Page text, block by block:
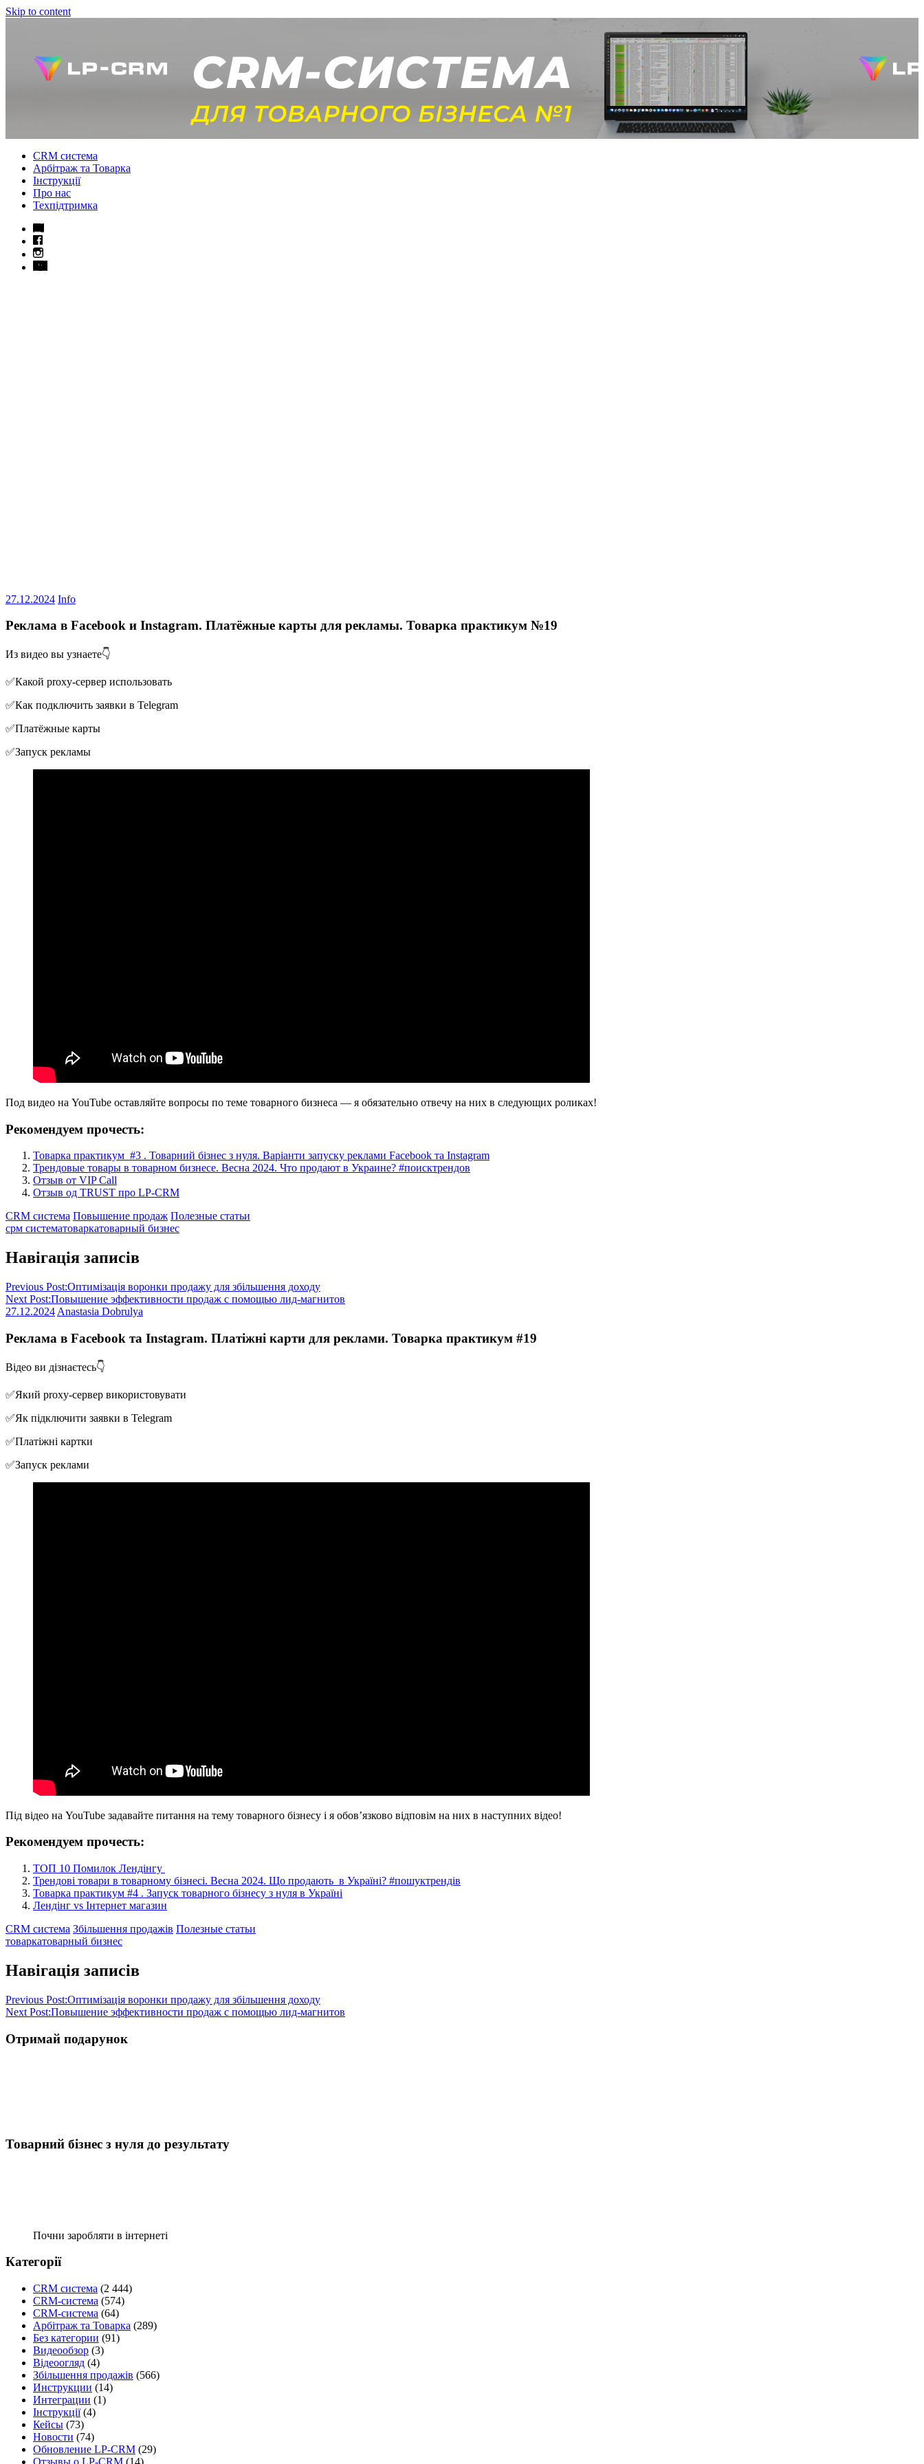
Skip to content
CRM система
Арбітраж та Товарка
Інструкції
Про нас
Техпідтримка
27.12.2024 Info
Реклама в Facebook и Instagram. Платёжные карты для рекламы. Товарка практикум №19
Из видео вы узнаете👇
✅Какой proxy-сервер использовать
✅Как подключить заявки в Telegram
✅Платёжные карты
✅Запуск рекламы
Под видео на YouTube оставляйте вопросы по теме товарного бизнеса — я обязательно отвечу на них в следующих роликах!
Рекомендуем прочесть:
Товарка практикум #3 . Товарний бізнес з нуля. Варіанти запуску реклами Facebook та Instagram
Трендовые товары в товарном бизнесе. Весна 2024. Что продают в Украине? #поисктрендов
Отзыв от VIP Call
Отзыв од TRUST про LP-CRM
CRM система Повышение продаж Полезные статьи
срм систематоваркатоварный бизнес
Навігація записів
Previous Post:Оптимізація воронки продажу для збільшення доходу
Next Post:Повышение эффективности продаж с помощью лид-магнитов
27.12.2024 Anastasia Dobrulya
Реклама в Facebook та Instagram. Платіжні карти для реклами. Товарка практикум #19
Відео ви дізнаєтесь👇
✅Який proxy-сервер використовувати
✅Як підключити заявки в Telegram
✅Платіжні картки
✅Запуск реклами
Під відео на YouTube задавайте питання на тему товарного бізнесу і я обов’язково відповім на них в наступних відео!
Рекомендуем прочесть:
ТОП 10 Помилок Лендінгу
Трендові товари в товарному бізнесі. Весна 2024. Що продають в Україні? #пошуктрендів
Товарка практикум #4 . Запуск товарного бізнесу з нуля в Україні
Лендінг vs Інтернет магазин
CRM система Збільшення продажів Полезные статьи
товаркатоварный бизнес
Навігація записів
Previous Post:Оптимізація воронки продажу для збільшення доходу
Next Post:Повышение эффективности продаж с помощью лид-магнитов
Отримай подарунок
Товарний бізнес з нуля до результату
Почни заробляти в інтернеті
Категорії
CRM система (2 444)
CRM-система (574)
CRM-система (64)
Арбітраж та Товарка (289)
Без категории (91)
Видеообзор (3)
Відеоогляд (4)
Збільшення продажів (566)
Инструкции (14)
Интеграции (1)
Інструкції(4)
Кейсы (73)
Новости (74)
Обновление LP-CRM (29)